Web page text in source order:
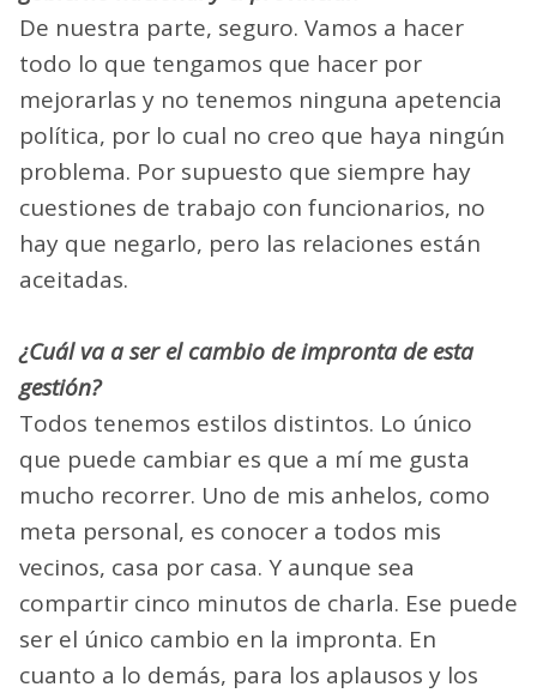
De nuestra parte, seguro. Vamos a hacer
todo lo que tengamos que hacer por
mejorarlas y no tenemos ninguna apetencia
política, por lo cual no creo que haya ningún
problema. Por supuesto que siempre hay
cuestiones de trabajo con funcionarios, no
hay que negarlo, pero las relaciones están
aceitadas.
¿Cuál va a ser el cambio de impronta de esta
gestión?
Todos tenemos estilos distintos. Lo único
que puede cambiar es que a mí me gusta
mucho recorrer. Uno de mis anhelos, como
meta personal, es conocer a todos mis
vecinos, casa por casa. Y aunque sea
compartir cinco minutos de charla. Ese puede
ser el único cambio en la impronta. En
cuanto a lo demás, para los aplausos y los